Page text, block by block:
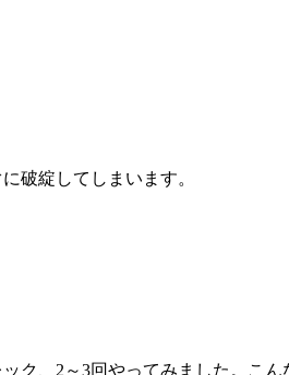
破綻してしまいます。
ク、2～3回やってみました。こん